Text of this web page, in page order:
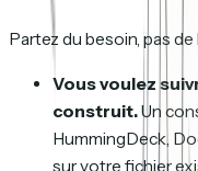
Partez du besoin, pas de
Vous voulez
construit.Un
HummingDeck,
sur votre fichier